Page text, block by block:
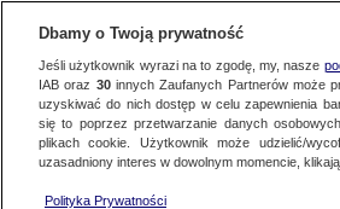
Dbamy o Twoją prywatność
Jeśli użytkownik wyrazi na to zgodę, my, nasze
IAB oraz 30innych Zaufanych Partnerów może
uzyskiwać do nich dostęp w celu zapewnienia
się to poprzez przetwarzanie danych
plikach cookie. Użytkownik może udzielić/
uzasadniony interes w dowolnym momencie,
Polityka Prywatności